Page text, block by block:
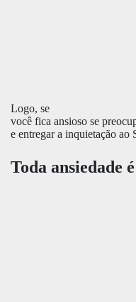
Logo, se
você fica ansioso se
e entregar a inquietação ao
Toda ansiedade